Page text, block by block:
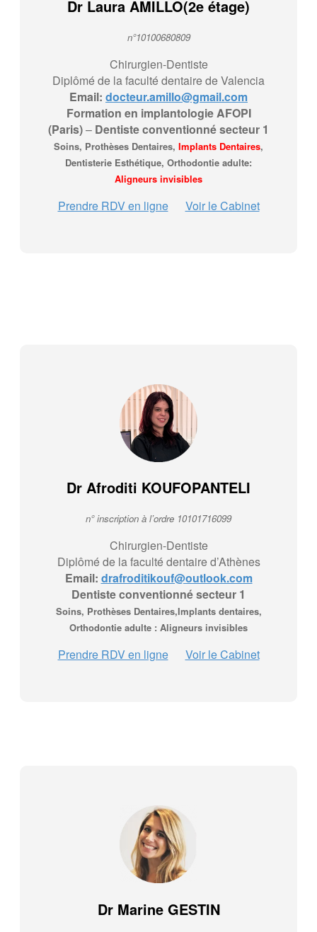
Dr Laura AMILLO(2e étage)
n°10100680809
Chirurgien-Dentiste
Diplômé de la faculté dentaire de Valencia
Email: docteur.amillo@gmail.com
Formation en implantologie AFOPI
(Paris)– Dentiste conventionné secteur 1
Soins, Prothèses Dentaires, Implants Dentaires,
Dentisterie Esthétique, Orthodontie adulte:
Aligneurs invisibles
Prendre RDV en ligne Voir le Cabinet
Dr Afroditi KOUFOPANTELI
n° inscription à l’ordre 10101716099
Chirurgien-Dentiste
Diplômé de la faculté dentaire d’Athènes
Email: drafroditikouf@outlook.com
Dentiste conventionné secteur 1
Soins, Prothèses Dentaires,Implants dentaires,
Orthodontie adulte : Aligneurs invisibles
Prendre RDV en ligne Voir le Cabinet
Dr Marine GESTIN